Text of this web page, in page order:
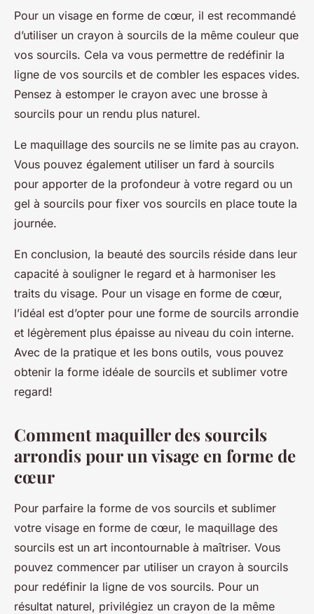
Pour un visage en forme de cœur, il est recommandé
d’utiliser un crayon à sourcils de la même couleur que
vos sourcils. Cela va vous permettre de redéfinir la
ligne de vos sourcils et de combler les espaces vides.
Pensez à estomper le crayon avec une brosse à
sourcils pour un rendu plus naturel.
Le maquillage des sourcils ne se limite pas au crayon.
Vous pouvez également utiliser un fard à sourcils
pour apporter de la profondeur à votre regard ou un
gel à sourcils pour fixer vos sourcils en place toute la
journée.
En conclusion, la beauté des sourcils réside dans leur
capacité à souligner le regard et à harmoniser les
traits du visage. Pour un visage en forme de cœur,
l’idéal est d’opter pour une forme de sourcils arrondie
et légèrement plus épaisse au niveau du coin interne.
Avec de la pratique et les bons outils, vous pouvez
obtenir la forme idéale de sourcils et sublimer votre
regard!
Comment maquiller des sourcils
arrondis pour un visage en forme de
cœur
Pour parfaire la forme de vos sourcils et sublimer
votre visage en forme de cœur, le maquillage des
sourcils est un art incontournable à maîtriser. Vous
pouvez commencer par utiliser un crayon à sourcils
pour redéfinir la ligne de vos sourcils. Pour un
résultat naturel, privilégiez un crayon de la même